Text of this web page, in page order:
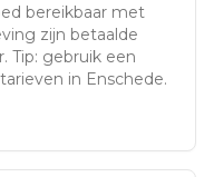
bereikbaar met
zijn betaalde
Tip: gebruik een
in Enschede.